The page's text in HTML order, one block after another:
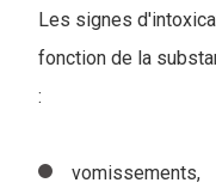
Les signes
fonction de la
:
vomissements,